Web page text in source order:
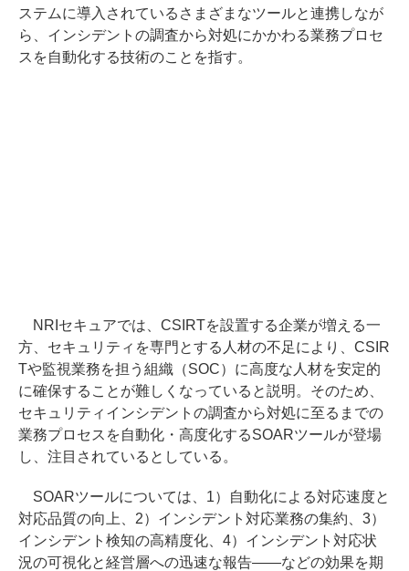
ステムに導入されているさまざまなツールと連携しなが
ら、インシデントの調査から対処にかかわる業務プロセ
スを自動化する技術のことを指す。
NRIセキュアでは、CSIRTを設置する企業が増える一
方、セキュリティを専門とする人材の不足により、CSIR
Tや監視業務を担う組織（SOC）に高度な人材を安定的
に確保することが難しくなっていると説明。そのため、
セキュリティインシデントの調査から対処に至るまでの
業務プロセスを自動化・高度化するSOARツールが登場
し、注目されているとしている。
SOARツールについては、1）自動化による対応速度と
対応品質の向上、2）インシデント対応業務の集約、3）
インシデント検知の高精度化、4）インシデント対応状
況の可視化と経営層への迅速な報告――などの効果を期